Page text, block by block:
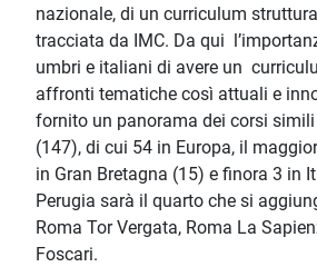
nazionale, di un curriculum
tracciata da IMC. Da qui
umbri e italiani di avere un
affronti tematiche così attuali e
fornito un panorama dei corsi
(147), di cui 54 in Europa, il
in Gran Bretagna (15) e finora 3 in
Perugia sarà il quarto che si
Roma Tor Vergata, Roma La
Foscari.